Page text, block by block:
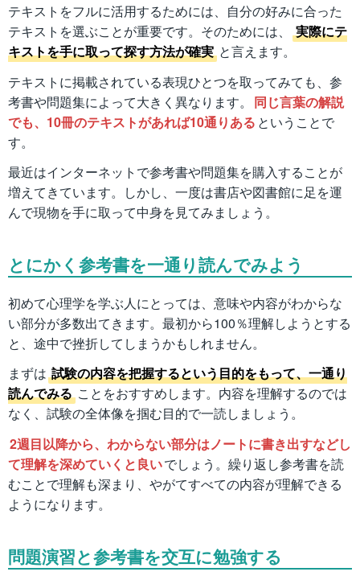
テキストをフルに活用するためには、自分の好みに合った
テキストを選ぶことが重要です。そのためには、
実際にテ
キストを手に取って探す方法が確実 と言えます。
テキストに掲載されている表現ひとつを取ってみても、参
考書や問題集によって大きく異なります。
同じ言葉の解説
でも、10冊のテキストがあれば10通りある ということで
す。
最近はインターネットで参考書や問題集を購入することが
増えてきています。しかし、一度は書店や図書館に足を運
んで現物を手に取って中身を見てみましょう。
とにかく参考書を一通り読んでみよう
初めて心理学を学ぶ人にとっては、意味や内容がわからな
い部分が多数出てきます。最初から100％理解しようとする
と、途中で挫折してしまうかもしれません。
まずは 試験の内容を把握するという目的をもって、一通り
読んでみる ことをおすすめします。内容を理解するのでは
なく、試験の全体像を掴む目的で一読しましょう。
2週目以降から、わからない部分はノートに書き出すなどし
て理解を深めていくと良いでしょう。繰り返し参考書を読
むことで理解も深まり、やがてすべての内容が理解できる
ようになります。
問題演習と参考書を交互に勉強する